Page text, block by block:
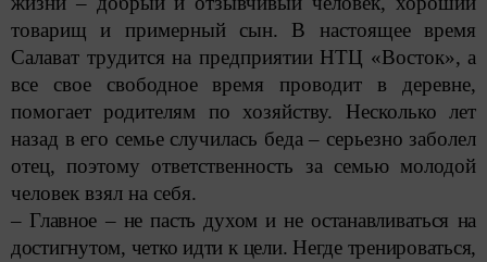
товарищ и примерный сын. В настоя­щее время
Салават трудится на предприятии НТЦ «Восток», а
все свое свободное время проводит в деревне,
помогает родителям по хозяйству. Несколько лет
назад в его семье случилась беда – ­серьезно заболел
отец, поэтому ответственность за семью молодой
человек взял на себя.
– Главное – не пасть духом и не останавливаться на
достигнутом, четко идти к цели. Негде тренироваться,